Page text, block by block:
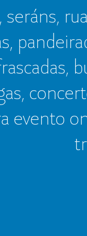
seráns,
evento